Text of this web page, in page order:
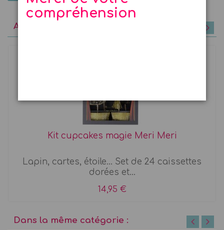
compréhension
A découvrir
Kit cupcakes magie Meri Meri
Lapin, cartes, étoile... Set de 24 caissettes
dorées et...
14,95 €
Dans la même catégorie :